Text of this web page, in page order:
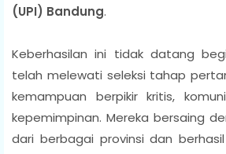
(UPI) Bandung.
Keberhasilan ini tidak datang
telah melewati seleksi tahap
kemampuan berpikir kritis,
kepemimpinan. Mereka bersaing
dari berbagai provinsi dan